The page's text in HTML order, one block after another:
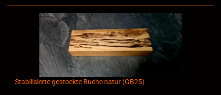
Stabilisierte gestockte Buche natur (GB25)